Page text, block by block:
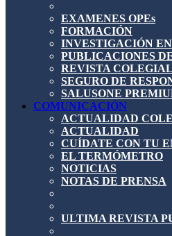
EXAMENES OPEs
FORMACIÓN
INVESTIGACIÓN
PUBLICACIONES
REVISTA COLEGIAL
SEGURO DE
SALUSONE
COMUNICACIÓN
ACTUALIDAD
ACTUALIDAD
CUÍDATE CON TU
EL TERMÓMETRO
NOTICIAS
NOTAS DE PRENSA
ULTIMA REVISTA